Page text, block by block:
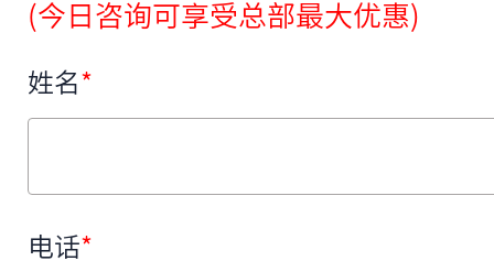
(今日咨询可享受总部最大优惠)
姓名*
电话*